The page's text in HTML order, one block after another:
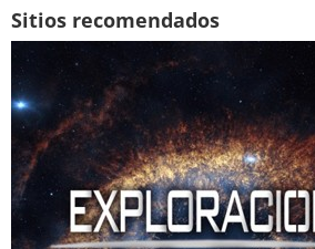
Sitios recomendados